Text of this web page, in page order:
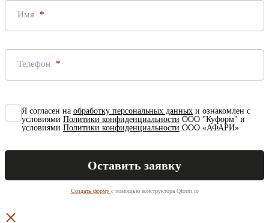
Имя
Телефон
Я согласен на обработку персональных данных и ознакомлен с
условиями Политики конфиденциальности ООО "Куформ" и
условиями Политики конфиденциальности ООО «АФАРИ»
Создать форму с помощью конструктора Qform.io